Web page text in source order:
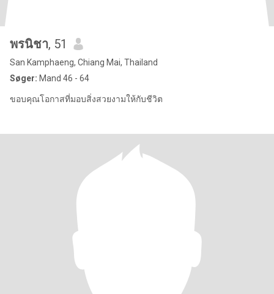
พรนิชา, 51
San Kamphaeng, Chiang Mai, Thailand
Søger: Mand 46 - 64
ขอบคุณโอกาสที่มอบสิ่งสวยงามให้กับชีวิต